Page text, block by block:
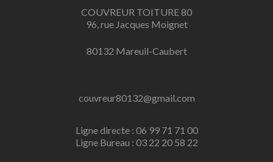
COUVREUR TOITURE 80
96, rue Jacques Moignet
80132 Mareuil-Caubert
couvreur80132@gmail.com
Ligne directe : 06 99 71 71 00
Ligne Bureau : 03 22 20 58 22